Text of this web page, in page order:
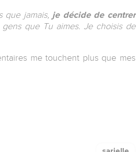
que jamais, je décide de centrer
gens que Tu aimes. Je choisis de
me touchent plus que mes